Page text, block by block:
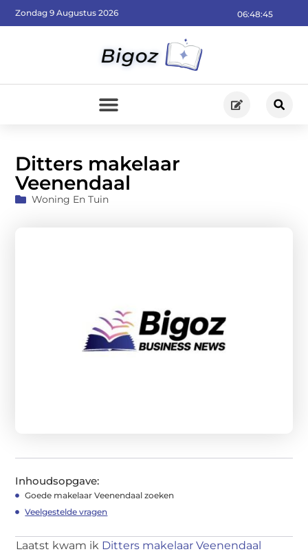
06:48:47
Zondag 9 Augustus 2026
Ditters makelaar
Veenendaal
Woning En Tuin
Inhoudsopgave:
Goede makelaar Veenendaal zoeken
Veelgestelde vragen
Laatst kwam ik Ditters makelaar Veenendaal